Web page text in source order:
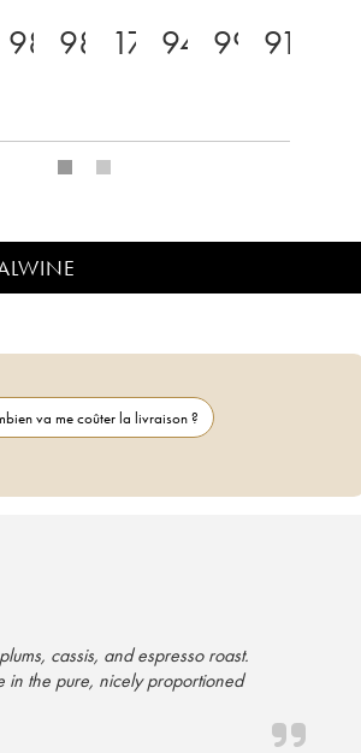
98 98 17 94 99 91
va me coûter la livraison ?
cassis, and espresso roast.
in the pure, nicely proportioned